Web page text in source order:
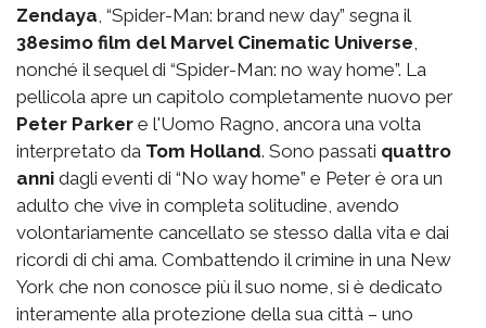
Zendaya , “Spider-Man: brand new day” segna il
38esimo film del Marvel Cinematic Universe
nonché il sequel di “Spider-Man: no way home”. La
pellicola apre un capitolo completamente nuovo per
Peter Parker e l'Uomo Ragno, ancora una volta
interpretato da Tom Holland. Sono passati quattro
anni dagli eventi di “No way home” e Peter è ora un
adulto che vive in completa solitudine, avendo
volontariamente cancellato se stesso dalla vita e dai
ricordi di chi ama. Combattendo il crimine in una New
York che non conosce più il suo nome, si è dedicato
interamente alla protezione della sua città – uno